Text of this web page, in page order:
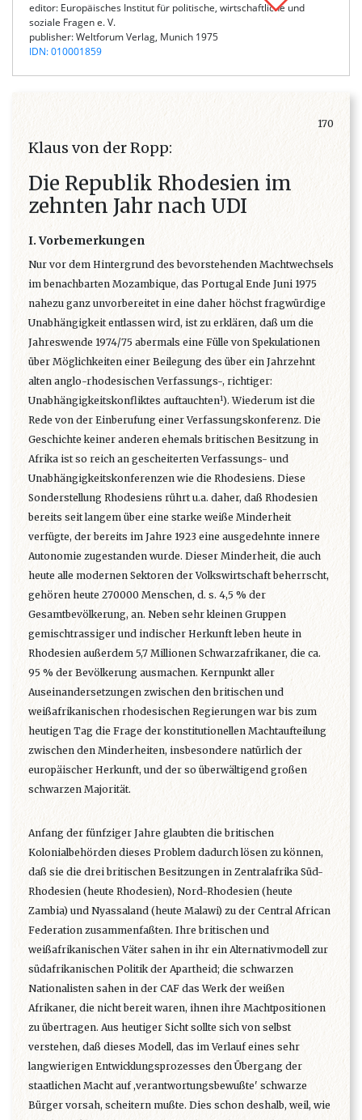
editor: Europäisches Institut für politische, wirtschaftliche und
soziale Fragen e. V.
publisher: Weltforum Verlag, Munich 1975
IDN: 010001859
170
Klaus von der Ropp:
Die Republik Rhodesien im
zehnten Jahr nach UDI
I. Vorbemerkungen
Nur vor dem Hintergrund des bevorstehenden Machtwechsels
im benachbarten Mozambique, das Portugal Ende Juni 1975
nahezu ganz unvorbereitet in eine daher höchst fragwürdige
Unabhängigkeit entlassen wird, ist zu erklären, daß um die
Jahreswende 1974/75 abermals eine Fülle von Spekulationen
über Möglichkeiten einer Beilegung des über ein Jahrzehnt
alten anglo-rhodesischen Verfassungs-, richtiger:
Unabhängigkeitskonfliktes auftauchten1). Wiederum ist die
Rede von der Einberufung einer Verfassungskonferenz. Die
Geschichte keiner anderen ehemals britischen Besitzung in
Afrika ist so reich an gescheiterten Verfassungs- und
Unabhängigkeitskonferenzen wie die Rhodesiens. Diese
Sonderstellung Rhodesiens rührt u.a. daher, daß Rhodesien
bereits seit langem über eine starke weiße Minderheit
verfügte, der bereits im Jahre 1923 eine ausgedehnte innere
Autonomie zugestanden wurde. Dieser Minderheit, die auch
heute alle modernen Sektoren der Volkswirtschaft beherrscht,
gehören heute 270000 Menschen, d. s. 4,5 % der
Gesamtbevölkerung, an. Neben sehr kleinen Gruppen
gemischtrassiger und indischer Herkunft leben heute in
Rhodesien außerdem 5,7 Millionen Schwarzafrikaner, die ca.
95 % der Bevölkerung ausmachen. Kernpunkt aller
Auseinandersetzungen zwischen den britischen und
weißafrikanischen rhodesischen Regierungen war bis zum
heutigen Tag die Frage der konstitutionellen Machtaufteilung
zwischen den Minderheiten, insbesondere natürlich der
europäischer Herkunft, und der so überwältigend großen
schwarzen Majorität.
Anfang der fünfziger Jahre glaubten die britischen
Kolonialbehörden dieses Problem dadurch lösen zu können,
daß sie die drei britischen Besitzungen in Zentralafrika Süd-
Rhodesien (heute Rhodesien), Nord-Rhodesien (heute
Zambia) und Nyassaland (heute Malawi) zu der Central African
Federation zusammenfaßten. Ihre britischen und
weißafrikanischen Väter sahen in ihr ein Alternativmodell zur
südafrikanischen Politik der Apartheid; die schwarzen
Nationalisten sahen in der CAF das Werk der weißen
Afrikaner, die nicht bereit waren, ihnen ihre Machtpositionen
zu übertragen. Aus heutiger Sicht sollte sich von selbst
verstehen, daß dieses Modell, das im Verlauf eines sehr
langwierigen Entwicklungsprozesses den Übergang der
staatlichen Macht auf ,verantwortungsbewußte' schwarze
Bürger vorsah, scheitern mußte. Dies schon deshalb, weil, wie